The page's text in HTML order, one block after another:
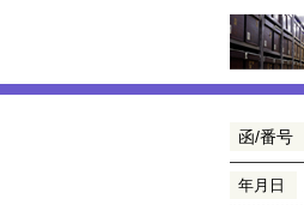
函/番号
年月日